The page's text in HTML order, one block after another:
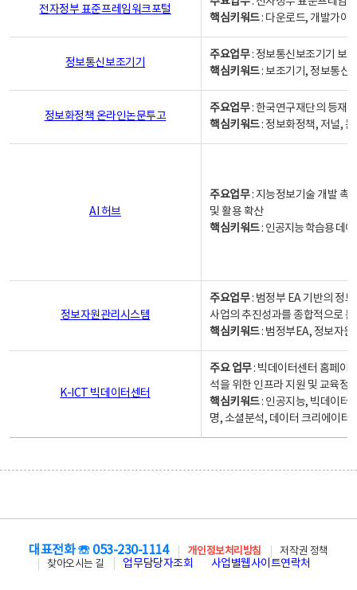
전자정부 표준프레임워크포털
핵심키워드: 다운로드, 개발가이
정보통신보조기기
주요업무: 정보통신보조기기 보
핵심키워드: 보조기기, 정보통신
정보화정책 온라인논문투고
주요업무: 한국연구재단의 등재
핵심키워드: 정보화정책, 저널,
AI 허브
주요업무: 지능정보기술 개발 촉
및 활용 확산
핵심키워드: 인공지능 학습용 데
정보자원관리시스템
주요업무: 범정부 EA 기반의 정
사업의 추진성과를 종합적으로
핵심키워드: 범정부EA, 정보자
K-ICT 빅데이터센터
주요 업무: 빅데이터센터 홈페이
석을 위한 인프라 지원 및 교육정
핵심키워드: 인공지능, 빅데이터,
명, 소셜분석, 데이터 크리에이터
대표전화 ☏ 053-230-1114 개인정보처리방침
저작권 정책
찾아오시는 길
업무담당자조회 사업별웹사이트연락처